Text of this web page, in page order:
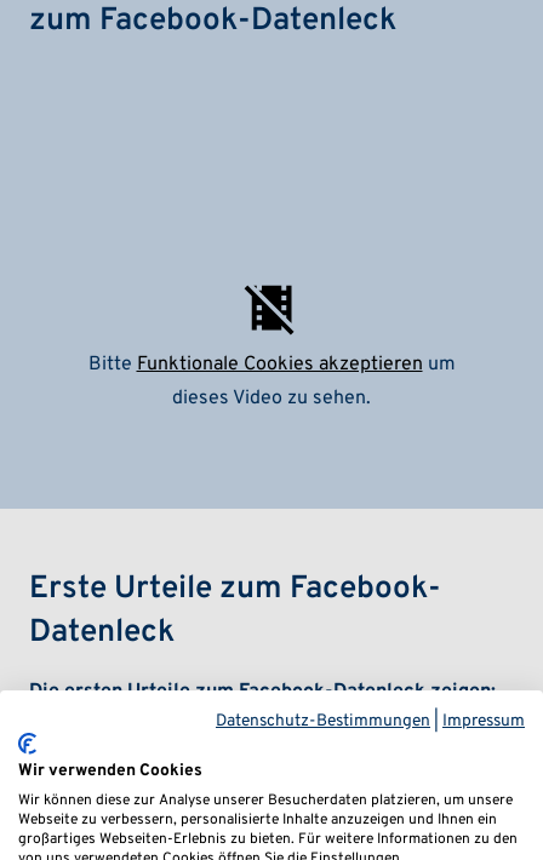
zum Facebook-Datenleck
BitteFunktionale Cookies akzeptierenum
dieses Video zu sehen.
Erste Urteile zum Facebook-
Datenleck
Die ersten Urteile zum Facebook-Datenleck zeigen:
Verbrauchern steht Schadensersatz zu. Hinzu
kommt, dass die irische Datenschutzbehörde DPC
gegen den Facebook-Mutterkonzern Meta am 28.
November 2022 eine Geldbuße in Höhe von 265
Datenschutz-Bestimmungen Impressum
Wir verwenden Cookies
Wir können diese zur Analyse unserer Besucherdaten platzieren, um unsere
Webseite zu verbessern, personalisierte Inhalte anzuzeigen und Ihnen ein
großartiges Webseiten-Erlebnis zu bieten. Für weitere Informationen zu den